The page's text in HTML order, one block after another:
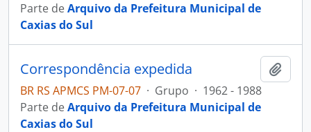
Parte deArquivo da Prefeitura Municipal de
Caxias do Sul
Correspondência expedida
BR RS APMCS PM-07-07 · Grupo · 1962 - 1988
Parte deArquivo da Prefeitura Municipal de
Caxias do Sul